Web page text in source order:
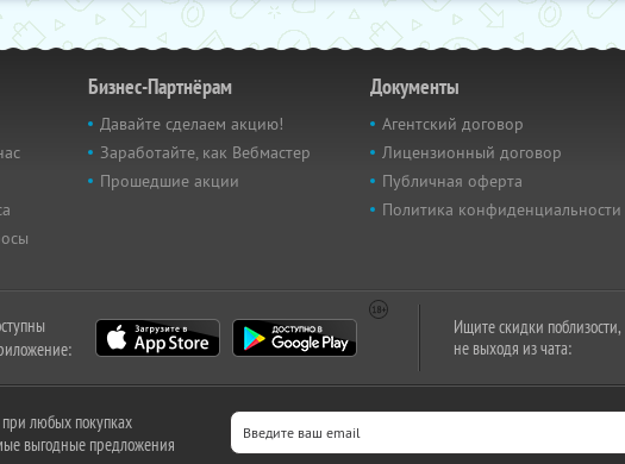
Бизнес-Партнёрам
Давайте сделаем акцию!
Заработайте, как Вебмастер
Прошедшие акции
Документы
Агентский договор
Лицензионный договор
Публичная оферта
Политика конфиденциальности
Ищите скидки поблизости,
не выходя из чата:
любых покупках
выгодные предложения